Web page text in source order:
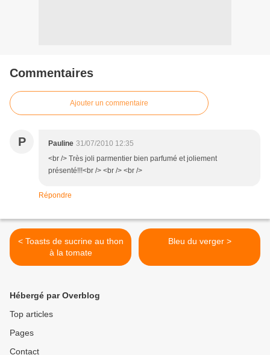
Commentaires
Ajouter un commentaire
P Pauline 31/07/2010 12:35
<br /> Très joli parmentier bien parfumé et joliement
présenté!!!<br /> <br /> <br />
Répondre
< Toasts de sucrine au thon
à la tomate
Bleu du verger >
Hébergé par Overblog
Top articles
Pages
Contact